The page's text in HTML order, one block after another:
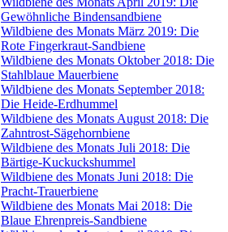
Gewöhnliche Bindensandbiene
Wildbiene des Monats März 2019: Die
Rote Fingerkraut-Sandbiene
Wildbiene des Monats Oktober 2018: Die
Stahlblaue Mauerbiene
Wildbiene des Monats September 2018:
Die Heide-Erdhummel
Wildbiene des Monats August 2018: Die
Zahntrost-Sägehornbiene
Wildbiene des Monats Juli 2018: Die
Bärtige-Kuckuckshummel
Wildbiene des Monats Juni 2018: Die
Pracht-Trauerbiene
Wildbiene des Monats Mai 2018: Die
Blaue Ehrenpreis-Sandbiene